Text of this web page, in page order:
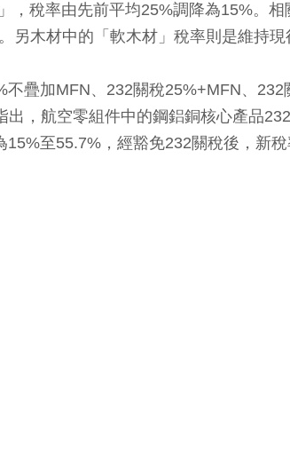
稅率由先前平均25%調降為15%。
木材中的「軟木材」稅率則是維持現
疊加MFN、232關稅25%+MFN、
，航空零組件中的鋼鋁銅核心產品
至55.7%，經豁免232關稅後，新